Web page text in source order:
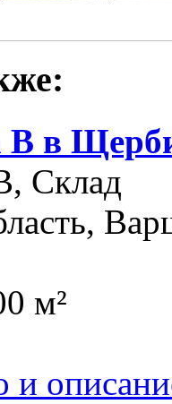
В в
Склад
м²
и